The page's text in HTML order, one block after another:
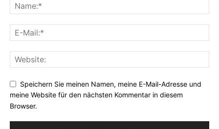
Speichern Sie meinen Namen, meine E-Mail-Adresse und
meine Website für den nächsten Kommentar in diesem
Browser.